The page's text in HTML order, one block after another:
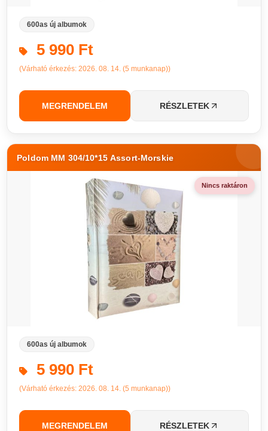
600as új albumok
5 990 Ft
(Várható érkezés: 2026. 08. 14. (5 munkanap))
MEGRENDELEM RÉSZLETEK
Poldom MM 304/10*15 Assort-Morskie
Nincs raktáron
600as új albumok
5 990 Ft
(Várható érkezés: 2026. 08. 14. (5 munkanap))
MEGRENDELEM RÉSZLETEK